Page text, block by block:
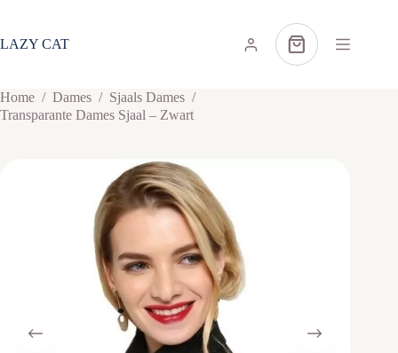
de
LAZY CAT Winkelwagen
Home / Dames / Sjaals Dames /
Transparante Dames Sjaal – Zwart